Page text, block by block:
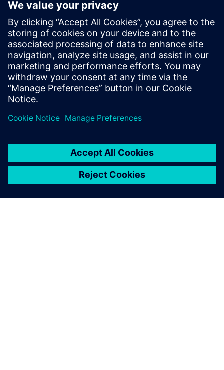
automatizacijom inspekcijskih dokumenata, stvarajući
besprijekoran CAD-QA proces koji je poboljšao kvalitetu
dijelova, smanjio troškove i ojačao vodstvo u inovacijama.